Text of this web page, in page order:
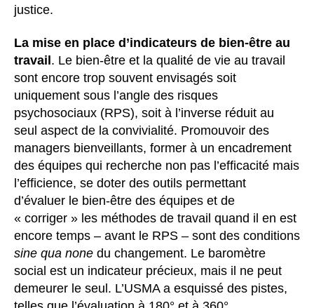
justice.
La mise en place d’indicateurs de bien-être au
travail . Le bien-être et la qualité de vie au travail
sont encore trop souvent envisagés soit
uniquement sous l’angle des risques
psychosociaux (RPS), soit à l’inverse réduit au
seul aspect de la convivialité. Promouvoir des
managers bienveillants, former à un encadrement
des équipes qui recherche non pas l’efficacité mais
l’efficience, se doter des outils permettant
d’évaluer le bien-être des équipes et de
« corriger » les méthodes de travail quand il en est
encore temps – avant le RPS – sont des conditions
sine qua none du changement. Le baromètre
social est un indicateur précieux, mais il ne peut
demeurer le seul. L’USMA a esquissé des pistes,